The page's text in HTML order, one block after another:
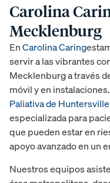
Carolina
Mecklenburg
EnCarolina Caring
servir a las vibrantes
Mecklenburg a través
móvil y en
Paliativa de Huntersville
especializada para
que pueden estar en
apoyo avanzado en un
Nuestros equipos